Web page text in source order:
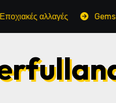
Gems Insights: